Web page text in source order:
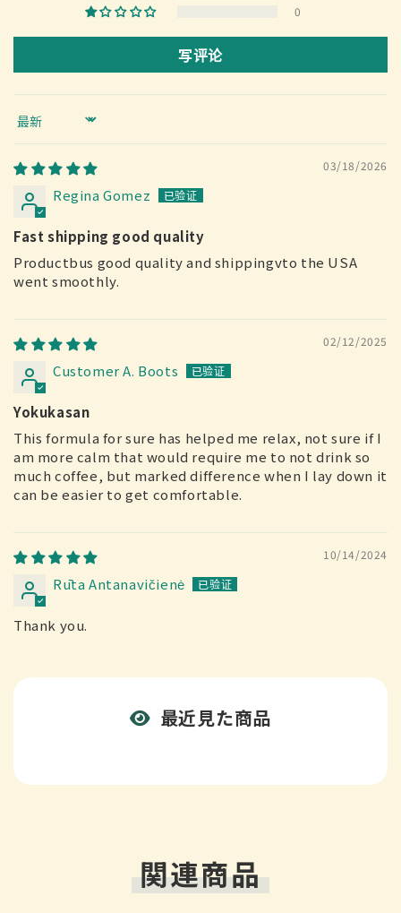
0
写评论
Sort by
03/18/2026
Regina Gomez
Fast shipping good quality
Productbus good quality and shippingvto the USA
went smoothly.
02/12/2025
Customer A. Boots
Yokukasan
This formula for sure has helped me relax, not sure if I
am more calm that would require me to not drink so
much coffee, but marked difference when I lay down it
can be easier to get comfortable.
10/14/2024
Rūta Antanavičienė
Thank you.
最近見た商品
関連商品